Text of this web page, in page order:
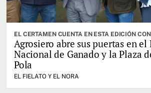
Agrosiero abre sus puertas en el
Nacional de Ganado y la Plaza
Pola
EL FIELATO Y EL NORA